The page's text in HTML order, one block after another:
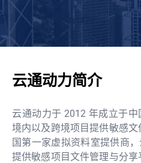
云通动力简介
云通动力于 2012 年成立于
境内以及跨境项目提供敏感
国第一家虚拟资料室提供商
提供敏感项目文件管理与分